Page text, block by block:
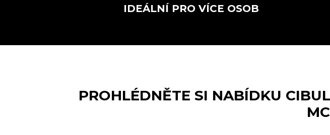
IDEÁLNÍ PRO VÍCE OSOB
PROHLÉDNĚTE SI NABÍDKU